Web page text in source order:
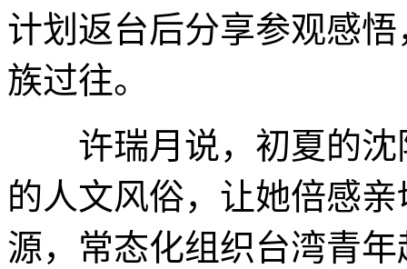
计划返台后分享参观感
族过往。
许瑞月说，初夏的沈
的人文风俗，让她倍感
源，常态化组织台湾青